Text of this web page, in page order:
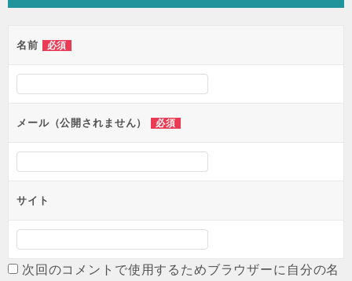
ー
名前 必須
メール（公開されません） 必須
サイト
次回のコメントで使用するためブラウザーに自分の名